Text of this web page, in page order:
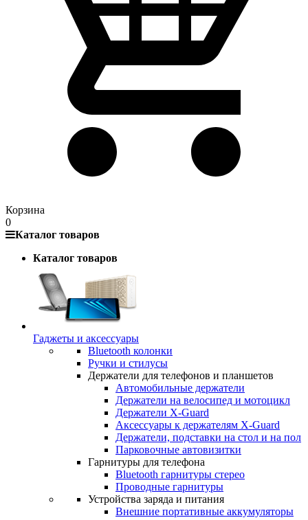
Корзина
0
Каталог товаров
Каталог товаров
Гаджеты и аксессуары
Bluetooth колонки
Ручки и стилусы
Держатели для телефонов и планшетов
Автомобильные держатели
Держатели на велосипед и мотоцикл
Держатели X-Guard
Аксессуары к держателям X-Guard
Держатели, подставки на стол и на пол
Парковочные автовизитки
Гарнитуры для телефона
Bluetooth гарнитуры стерео
Проводные гарнитуры
Устройства заряда и питания
Внешние портативные аккумуляторы